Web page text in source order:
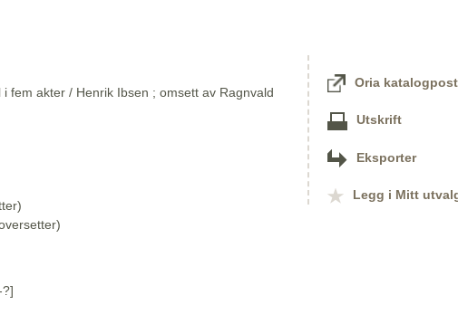
fem akter / Henrik Ibsen ; omsett av Ragnvald
Oria katalogpost
Utskrift
Eksporter
Legg i Mitt